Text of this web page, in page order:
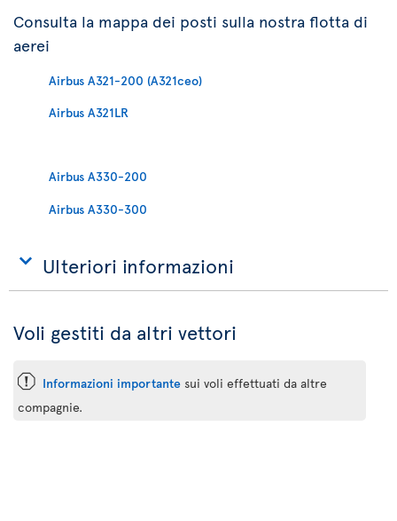
Consulta la mappa dei posti sulla nostra flotta di
aerei
Airbus A321-200 (A321ceo)
Airbus A321LR
Airbus A330-200
Airbus A330-300
Ulteriori informazioni
Voli gestiti da altri vettori
ü Informazioni importante sui voli effettuati da altre
compagnie.